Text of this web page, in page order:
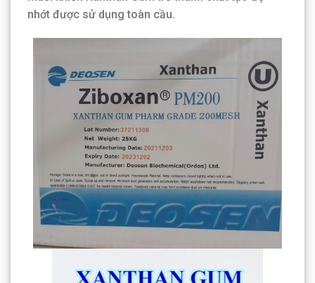
nhớt được sử dụng toàn cầu.